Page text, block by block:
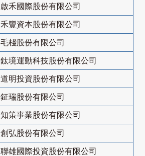
啟禾國際股份有限公司
禾豐資本股份有限公司
毛棧股份有限公司
鈦境運動科技股份有限公司
道明投資股份有限公司
鉦瑞股份有限公司
知策事業股份有限公司
創弘股份有限公司
聯雄國際投資股份有限公司